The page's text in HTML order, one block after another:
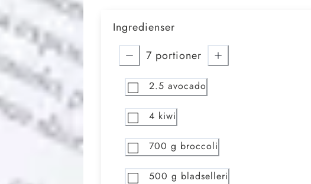
Ingredienser
7 portioner
2.5 avocado
4 kiwi
700 g broccoli
500 g bladselleri